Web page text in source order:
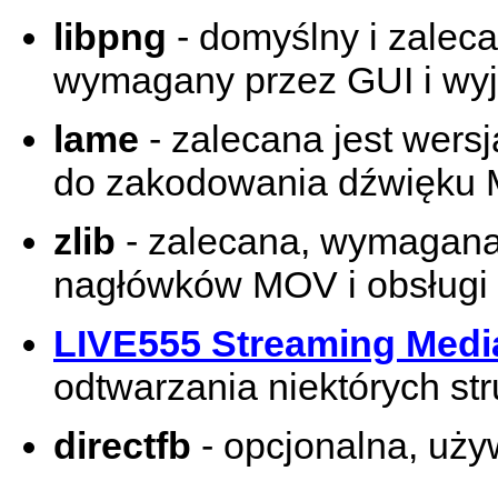
libpng - domyślny i
wymagany przez GUI i
lame - zalecana jest
do zakodowania dźwięku
zlib - zalecana,
nagłówków MOV i
LIVE555 Streaming
odtwarzania niektórych
directfb - opcjonalna,